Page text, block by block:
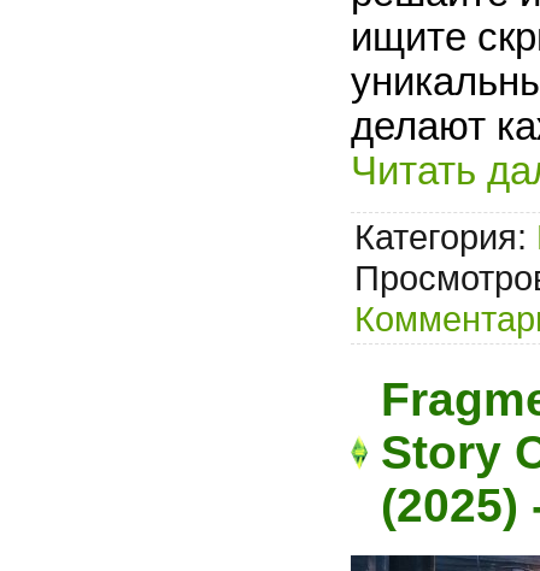
ищите
делают
Читать
Категория:
Story
(2025)